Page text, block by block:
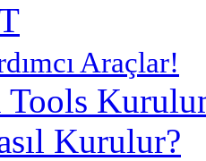
Araçlar!
Tools
Kurulur?